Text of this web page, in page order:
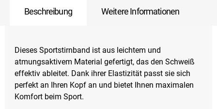
Beschreibung Weitere Informationen
Dieses Sportstirnband ist aus leichtem und
atmungsaktivem Material gefertigt, das den Schweiß
effektiv ableitet. Dank ihrer Elastizität passt sie sich
perfekt an Ihren Kopf an und bietet Ihnen maximalen
Komfort beim Sport.